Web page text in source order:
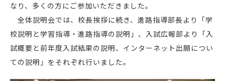
なり、多くの方にご参加いただきました。
全体説明会では、校長挨拶に続き、進路指導部長より「学
校説明と学習指導・進路指導の説明」、入試広報部より「入
試概要と前年度入試結果の説明、インターネット出願につい
ての説明」をそれぞれ行いました。